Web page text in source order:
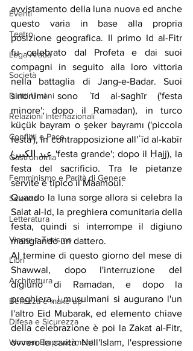
Eventi
Teatro
Lega Araba
Società
Diritti Umani
Relazioni Internazionali
Conflitti e Pace
Gastronomia
Femminismo e Parità di Genere
Scienza
Letteratura
Viaggi e Turismo
Libri
Architettura
Bellezza e make up
Difesa e Sicurezza
Women Empowerment
avvistamento della luna nuova ed anche
questo varia in base alla propria
posizione geografica. Il primo Id al-Fitr
fu celebrato dal Profeta e dai suoi
compagni in seguito alla loro vittoria
nella battaglia di Jang-e-Badar. Suoi
sinonimi sono ʿīd al-ṣaghīr ('festa
minore'; dopo il Ramadan), in turco
küçük bayram o şeker bayramı ('piccola
festa'), in contrapposizione all'ʿīd al-kabīr
(عيد ﺍﻟﻜﺒﻴﺮ 'festa grande'; dopo il Ḥajj), la
festa del sacrificio. Tra le pietanze
servite è tipico il Maamoul.
Quando la luna sorge allora si celebra la
Salat al-Id, la preghiera comunitaria della
festa, quindi si interrompe il digiuno
mangiando un dattero.
Al termine di questo giorno del mese di
Shawwal, dopo l'interruzione del
digiuno di Ramadan, e dopo la
preghiera, i musulmani si augurano l'un
l'altro Eid Mubarak, ed elemento chiave
della celebrazione è poi la Zakat al-Fitr,
ovvero la carità. Nell'Islam, l'espressione